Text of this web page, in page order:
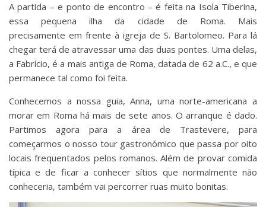
A partida – e ponto de encontro – é feita na Isola Tiberina,
essa pequena ilha da cidade de Roma. Mais
precisamente em frente à igreja de S. Bartolomeo. Para lá
chegar terá de atravessar uma das duas pontes. Uma delas,
a Fabrício, é a mais antiga de Roma, datada de 62 a.C., e que
permanece tal como foi feita.
Conhecemos a nossa guia, Anna, uma norte-americana a
morar em Roma há mais de sete anos. O arranque é dado.
Partimos agora para a área de Trastevere, para
começarmos o nosso tour gastronómico que passa por oito
locais frequentados pelos romanos. Além de provar comida
típica e de ficar a conhecer sítios que normalmente não
conheceria, também vai percorrer ruas muito bonitas.